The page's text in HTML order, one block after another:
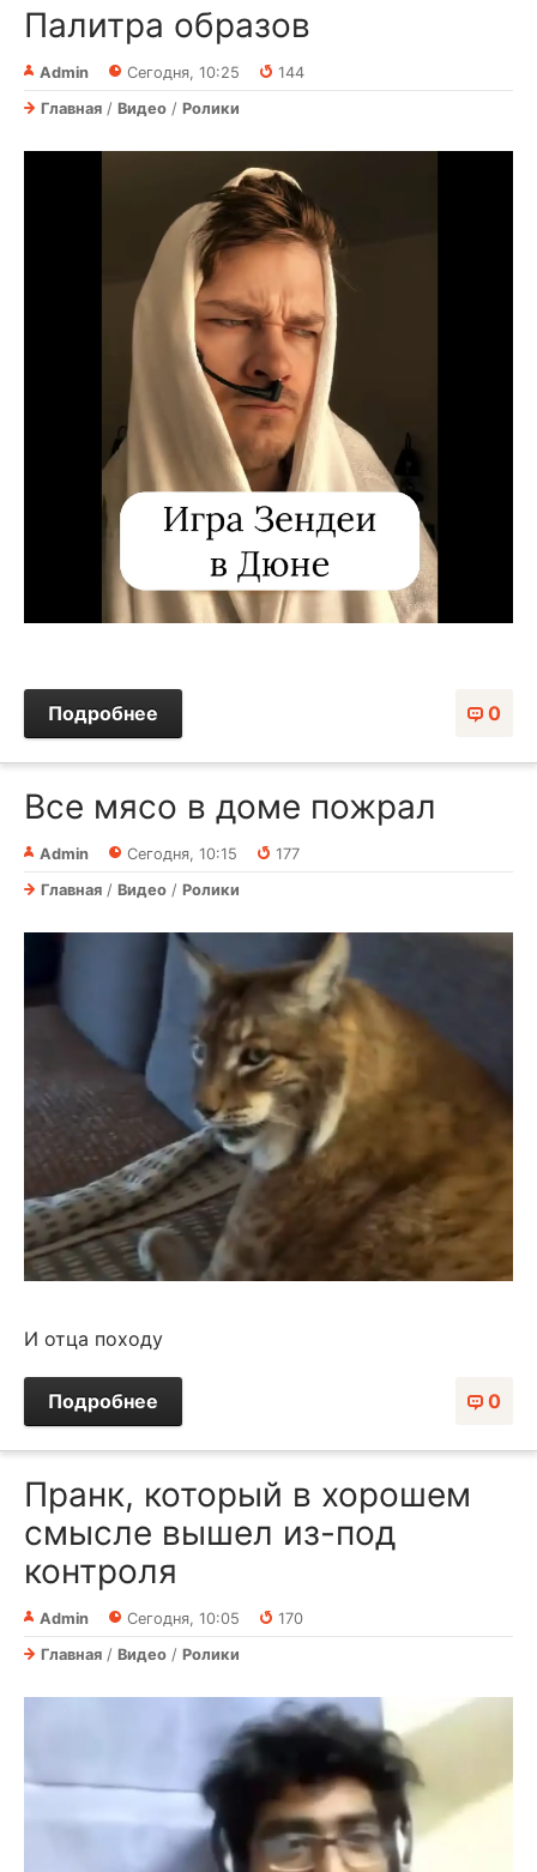
Палитра образов⁠⁠
Admin Сегодня, 10:25
144
Главная / Видео / Ролики
0
Подробнее
Все мясо в доме пожрал
Admin Сегодня, 10:15
177
Главная / Видео / Ролики
И отца походу
0
Подробнее
Пранк, который в хорошем
смысле вышел из-под
контроля
Admin Сегодня, 10:05
170
Главная / Видео / Ролики